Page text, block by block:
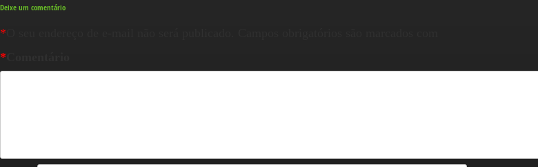
Deixe um comentário
*
*